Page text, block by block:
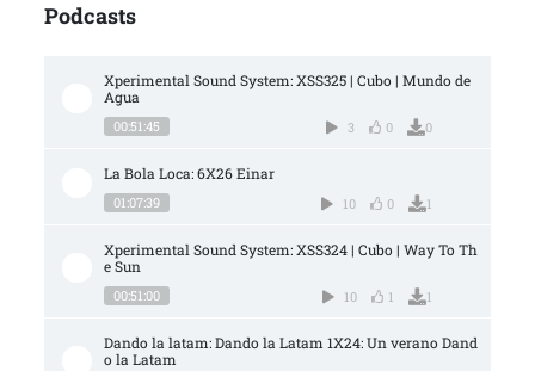
Podcasts
Xperimental Sound System: XSS325 | Cubo | Mundo de
Agua
00:51:45 3 0 0
La Bola Loca: 6X26 Einar
01:07:39 10 0 1
Xperimental Sound System: XSS324 | Cubo | Way To Th
e Sun
00:51:00 10 1 1
Dando la latam: Dando la Latam 1X24: Un verano Dand
o la Latam